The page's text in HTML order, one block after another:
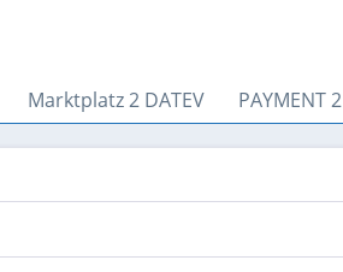
Marktplatz 2 DATEV PAYMENT